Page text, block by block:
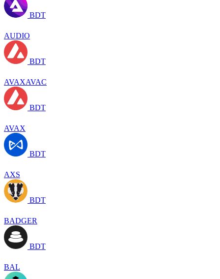
BDT
AUDIO
BDT
AVAXAVAC
BDT
AVAX
BDT
AXS
BDT
BADGER
BDT
BAL